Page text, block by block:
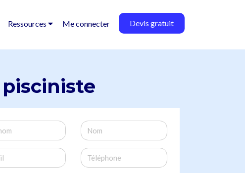
Ressources Me connecter Devis gratuit
pisciniste